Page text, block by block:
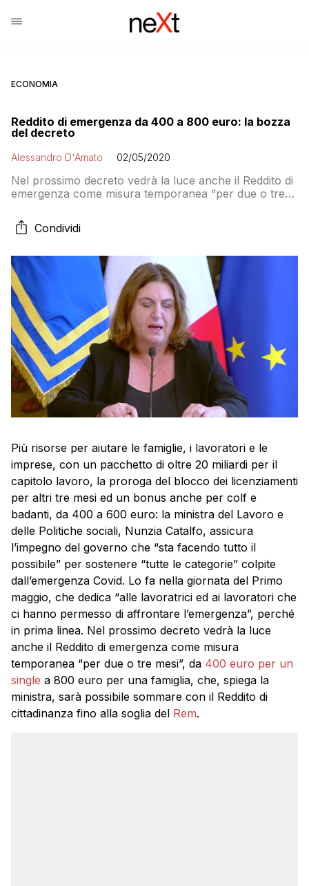
ECONOMIA
Reddito di emergenza da 400 a 800 euro: la bozza
del decreto
Alessandro D'Amato 02/05/2020
Nel prossimo decreto vedrà la luce anche il Reddito di
emergenza come misura temporanea “per due o tre
famiglia, che, spiega la ministra, sarà possibile
sommare con il Reddito di cittadinanza fino alla soglia
Condividi
Più risorse per aiutare le famiglie, i lavoratori e le
imprese, con un pacchetto di oltre 20 miliardi per il
capitolo lavoro, la proroga del blocco dei licenziamenti
per altri tre mesi ed un bonus anche per colf e
badanti, da 400 a 600 euro: la ministra del Lavoro e
delle Politiche sociali, Nunzia Catalfo, assicura
l’impegno del governo che “sta facendo tutto il
possibile” per sostenere “tutte le categorie” colpite
dall’emergenza Covid. Lo fa nella giornata del Primo
maggio, che dedica “alle lavoratrici ed ai lavoratori che
ci hanno permesso di affrontare l’emergenza”, perché
in prima linea. Nel prossimo decreto vedrà la luce
anche il Reddito di emergenza come misura
temporanea “per due o tre mesi”, da 400 euro per un
single a 800 euro per una famiglia, che, spiega la
ministra, sarà possibile sommare con il Reddito di
cittadinanza fino alla soglia del Rem.